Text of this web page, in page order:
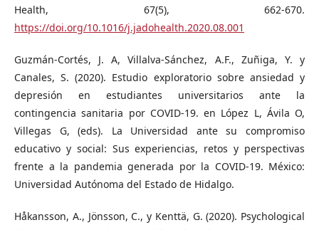
Health, 67(5), 662-670.
https://doi.org/10.1016/j.jadohealth.2020.08.001
Guzmán-Cortés, J. A, Villalva-Sánchez, A.F., Zuñiga, Y. y
Canales, S. (2020). Estudio exploratorio sobre ansiedad y
depresión en estudiantes universitarios ante la
contingencia sanitaria por COVID-19. en López L, Ávila O,
Villegas G, (eds). La Universidad ante su compromiso
educativo y social: Sus experiencias, retos y perspectivas
frente a la pandemia generada por la COVID-19. México:
Universidad Autónoma del Estado de Hidalgo.
Håkansson, A., Jönsson, C., y Kenttä, G. (2020). Psychological